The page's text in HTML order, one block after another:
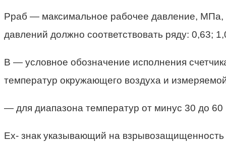
Pраб — максимальное рабочее давление, МПа,
давлений должно соответствовать ряду: 0,63;
В — условное обозначение исполнения
температур окружающего воздуха и
— для диапазона температур от минус 30 до 60
Ех- знак указывающий на взрывозащищенность